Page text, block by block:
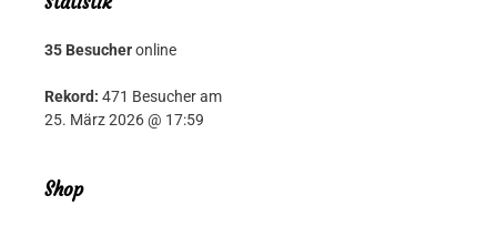
35 Besucheronline
Rekord: 471 Besucher am
25. März 2026 @ 17:59
Shop